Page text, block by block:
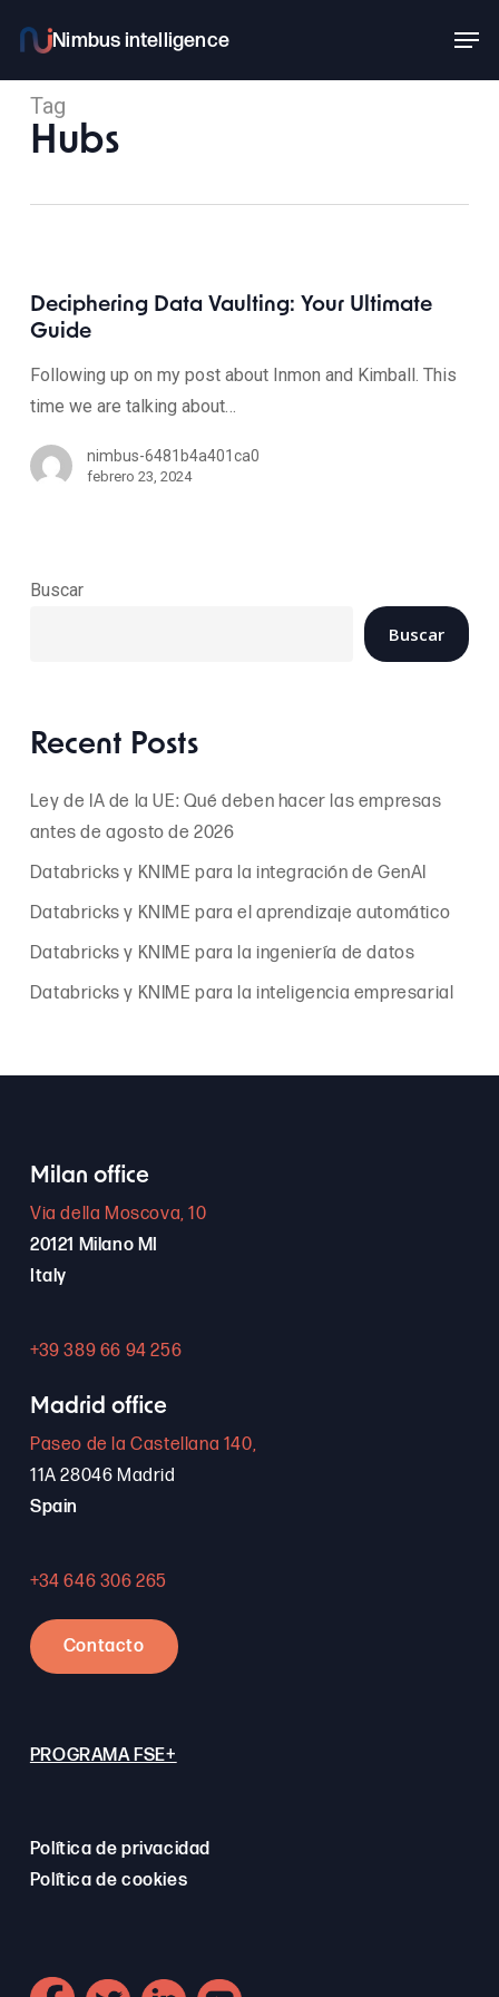
main
content
Tag
Hubs
Deciphering Data Vaulting: Your Ultimate
Guide
Following up on my post about Inmon and Kimball. This
time we are talking about…
nimbus-6481b4a401ca0
febrero 23, 2024
Buscar
Buscar
Recent Posts
Ley de IA de la UE: Qué deben hacer las empresas
antes de agosto de 2026
Databricks y KNIME para la integración de GenAI
Databricks y KNIME para el aprendizaje automático
Databricks y KNIME para la ingeniería de datos
Databricks y KNIME para la inteligencia empresarial
Milan office
Via della Moscova, 10
20121 Milano MI
Italy
+39 389 66 94 256
Madrid office
Paseo de la Castellana 140,
11A 28046 Madrid
Spain
+34 646 306 265
Contacto
PROGRAMA FSE+
Política de privacidad
Política de cookies